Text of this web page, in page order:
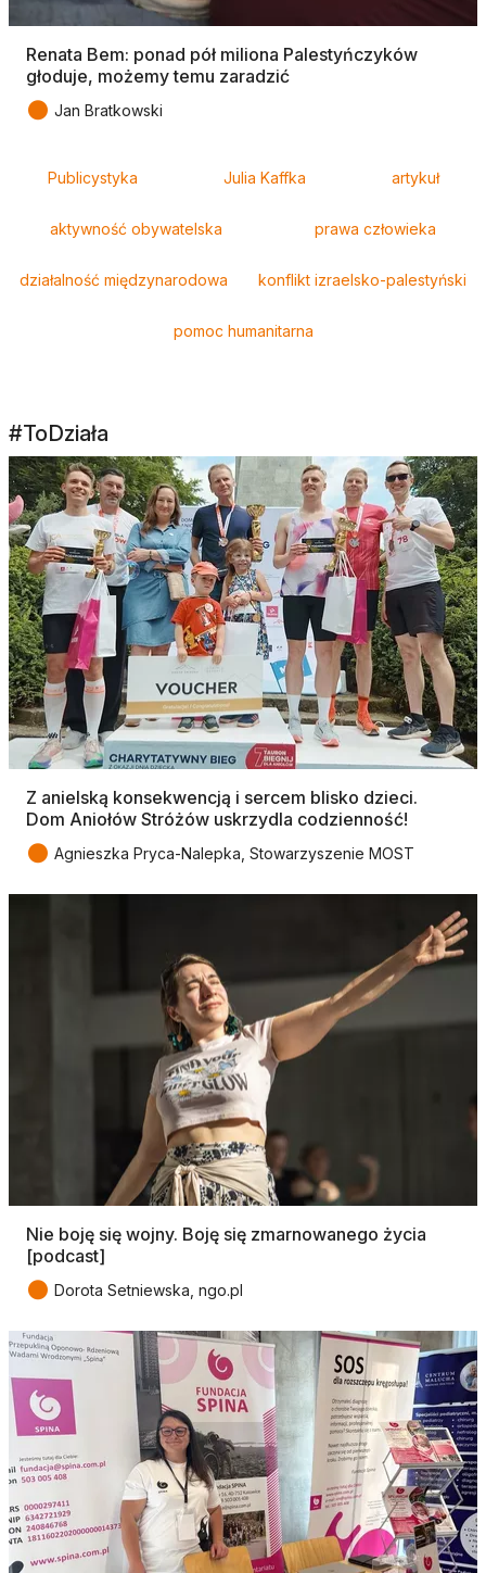
Renata Bem: ponad pół miliona Palestyńczyków
głoduje, możemy temu zaradzić
● Jan Bratkowski
Publicystyka Julia Kaffka artykuł
aktywność obywatelska prawa człowieka
działalność międzynarodowa konflikt izraelsko-palestyński
pomoc humanitarna
#ToDziała
Z anielską konsekwencją i sercem blisko dzieci.
Dom Aniołów Stróżów uskrzydla codzienność!
● Agnieszka Pryca-Nalepka, Stowarzyszenie MOST
Nie boję się wojny. Boję się zmarnowanego życia
[podcast]
● Dorota Setniewska, ngo.pl